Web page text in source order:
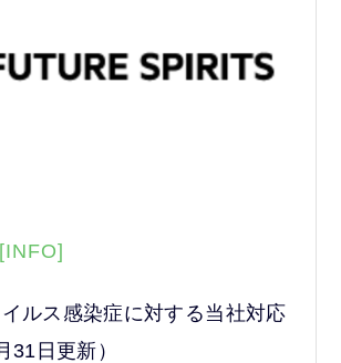
[INFO]
ルス感染症に対する当社対応
31日更新）